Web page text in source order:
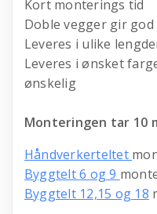
Kort monterings tid
Doble vegger gir
Leveres i ulike
Leveres i ønsket
ønskelig
Monteringen tar 10
Håndverkerteltet
Byggtelt 6 og 9
Byggtelt 12,15 og 18